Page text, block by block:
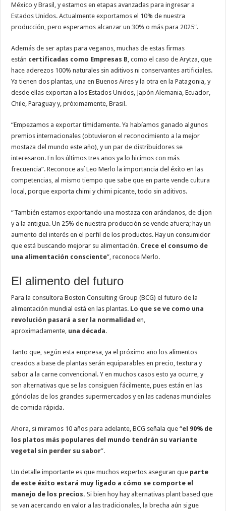
México y Brasil, y estamos en etapas avanzadas para ingresar a
Estados Unidos. Actualmente exportamos el 10% de nuestra
producción, pero esperamos alcanzar un 30% o más para 2025″.
Además de ser aptas para veganos, muchas de estas firmas
están certificadas como Empresas B , como el caso de Arytza, que
hace aderezos 100% naturales sin aditivos ni conservantes artificiales.
Ya tienen dos plantas, una en Buenos Aires y la otra en la Patagonia, y
desde ellas exportan a los Estados Unidos, Japón Alemania, Ecuador,
Chile, Paraguay y, próximamente, Brasil.
“Empezamos a exportar tímidamente. Ya habíamos ganado algunos
premios internacionales (obtuvieron el reconocimiento a la mejor
mostaza del mundo este año), y un par de distribuidores se
interesaron. En los últimos tres años ya lo hicimos con más
frecuencia”. Reconoce así Leo Merlo la importancia del éxito en las
competencias, al mismo tiempo que sabe que en parte vende cultura
local, porque exporta chimi y chimi picante, todo sin aditivos.
“También estamos exportando una mostaza con arándanos, de dijon
y a la antigua. Un 25% de nuestra producción se vende afuera; hay un
aumento del interés en el perfil de los productos. Hay un consumidor
que está buscando mejorar su alimentación. Crece el consumo de
una alimentación consciente”, reconoce Merlo.
El alimento del futuro
Para la consultora Boston Consulting Group (BCG) el futuro de la
alimentación mundial está en las plantas. Lo que se ve como una
revolución pasará a ser la normalidad en,
aproximadamente, una década.
Tanto que, según esta empresa, ya el próximo año los alimentos
creados a base de plantas serán equiparables en precio, textura y
sabor a la carne convencional. Y en muchos casos esto ya ocurre, y
son alternativas que se las consiguen fácilmente, pues están en las
góndolas de los grandes supermercados y en las cadenas mundiales
de comida rápida.
Ahora, si miramos 10 años para adelante, BCG señala que “el 90% de
los platos más populares del mundo tendrán su variante
vegetal sin perder su sabor”.
Un detalle importante es que muchos expertos aseguran que parte
de este éxito estará muy ligado a cómo se comporte el
manejo de los precios. Si bien hoy hay alternativas plant based que
se van acercando en valor a las tradicionales, la brecha aún sigue